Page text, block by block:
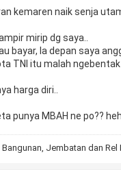
kemaren naik senja
mirip dg saya..
bayar, la depan saya
TNI itu malah
harga diri..
punya MBAH ne po??
Jembatan dan Rel